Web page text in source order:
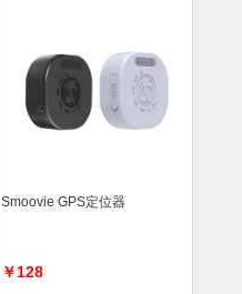
Smoovie GPS定位器
￥128